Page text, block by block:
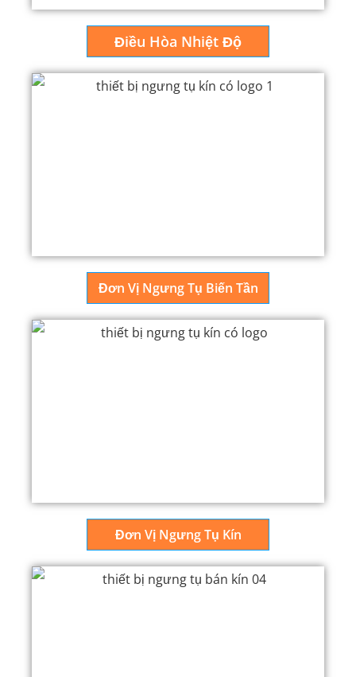
Điều Hòa Nhiệt Độ
Đơn Vị Ngưng Tụ Biến Tần
Đơn Vị Ngưng Tụ Kín